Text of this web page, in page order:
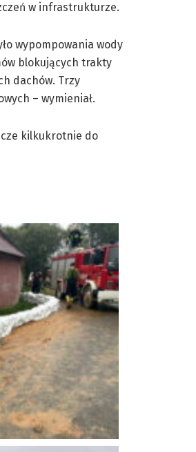
w infrastrukturze.
wypompowania wody
blokujących trakty
dachów. Trzy
– wymieniał.
kilkukrotnie do